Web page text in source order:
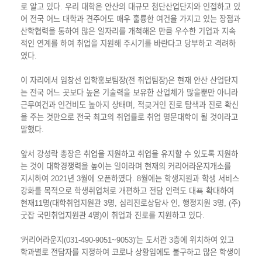
로 알고 있다. 우리 대학은 안산의 대규모 첨단산업단지와 인접하고 있
어 전국 어느 대학과 견주어도 매우 훌륭한 여건을 가지고 있는 장점과
산학협력을 통하여 많은 일자리를 개척해온 만큼 우수한 기업과 지속
적인 연계를 하여 취업을 지원해 주시기를 바란다고 당부하고 격려하
였다.
이 자리에서 임창선 입학홍보팀장(전 취업팀장)은 현재 안산 산업단지
는 전국 어느 곳보다 높은 기술력을 보유한 산업체가 많을뿐만 아니라
근무여건과 인건비도 높아지 상태며, 적긎거인 진로 탐색과 진로 확신
을 주는 것만으로 전국 최고의 취업률로 취업 명문대학이 될 것이라고
말했다.
앞서 강성락 총장은 취업을 지원하고 취업을 유지할 수 있도록 지원하
는 것이 대학경쟁력을 높이는 일이라며 현재의 커리어라운지개소를
지시하여 2021년 3월에 오픈하였다. 8월에는 학생지원과 학생 서비스
강화를 목적으로 학생취업처로 개편하고 전담 인력도 대푝 확대하여
현재11명(대학취업지원관 3명, 심리진로상담사 인, 행정지원 3명, (주)
굿잡 국민취업지원관 4명)이 취업과 진로를 지원하고 있다.
'커리어라운지(031-490-9051~9053)'는 도서관 3층에 위치하여 있고
학과별로 전담자를 지정하여 코로나 상황임에도 불구하고 많은 학생이